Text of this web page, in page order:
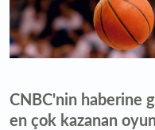
CNBC'nin haberine
en çok kazanan